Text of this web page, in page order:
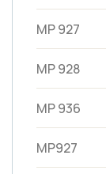
MP 927
MP 928
MP 936
MP927